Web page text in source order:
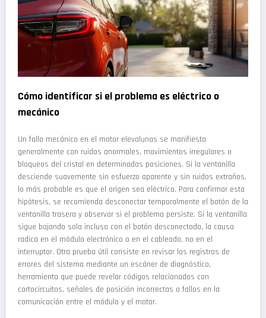
Cómo identificar si el problema es eléctrico o
mecánico
Un fallo mecánico en el motor elevalunas se manifiesta
generalmente con ruidos anormales, movimientos irregulares o
bloqueos del cristal en determinadas posiciones. Si la ventanilla
desciende suavemente sin esfuerzo aparente y sin ruidos extraños,
lo más probable es que el origen sea eléctrico. Para confirmar esta
hipótesis, se recomienda desconectar temporalmente el botón de la
ventanilla trasera y observar si el problema persiste. Si la ventanilla
sigue bajando sola incluso con el botón desconectado, la causa
radica en el módulo electrónico o en el cableado, no en el
interruptor. Otra prueba útil consiste en revisar los registros de
errores del sistema mediante un escáner de diagnóstico,
herramienta que puede revelar códigos relacionados con
cortocircuitos, señales de posición incorrectas o fallos en la
comunicación entre el módulo y el motor.